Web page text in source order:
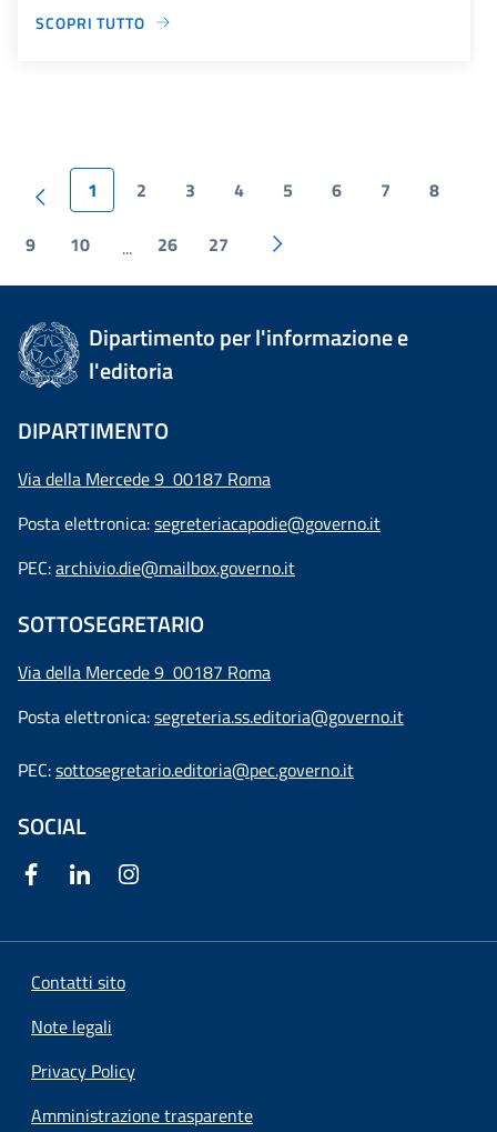
SCOPRI TUTTO
1 2 3 4 5 6 7 8
9 10 ... 26 27
Dipartimento per l'informazione e
l'editoria
DIPARTIMENTO
Via della Mercede 9 00187 Roma
Posta elettronica:segreteriacapodie@governo.it
PEC:archivio.die@mailbox.governo.it
SOTTOSEGRETARIO
Via della Mercede 9 00187 Roma
Posta elettronica:segreteria.ss.editoria@governo.it
PEC:sottosegretario.editoria@pec.governo.it
SOCIAL
Contatti sito
Note legali
Privacy Policy
Amministrazione trasparente